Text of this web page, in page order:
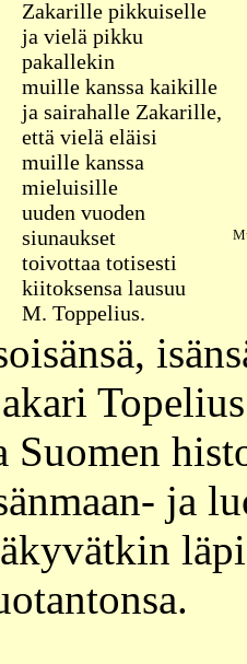
Zakarille pikkuiselle
ja vielä pikku
pakallekin
muille kanssa kaikille
ja sairahalle Zakarille,
että vielä eläisi
muille kanssa
mieluisille
uuden vuoden
siunaukset
toivottaa totisesti
kiitoksensa lausuu
M. Toppelius.
Suomen
ja